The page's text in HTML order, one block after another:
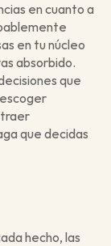
en cuanto a
en tu núcleo
absorbido.
que
que decidas
hecho, las